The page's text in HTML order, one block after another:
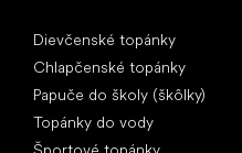
Dievčenské topánky
Chlapčenské topánky
Papuče do školy (škôlky)
Topánky do vody
Športové topánky